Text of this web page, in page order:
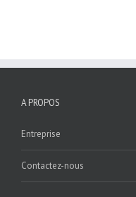
A PROPOS
Entreprise
Contactez-nous